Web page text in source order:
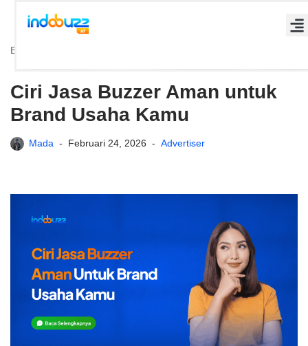
ke
Beranda
Ciri Jasa Buzzer Aman untuk
Brand Usaha Kamu
Mada Februari 24, 2026 Advertiser